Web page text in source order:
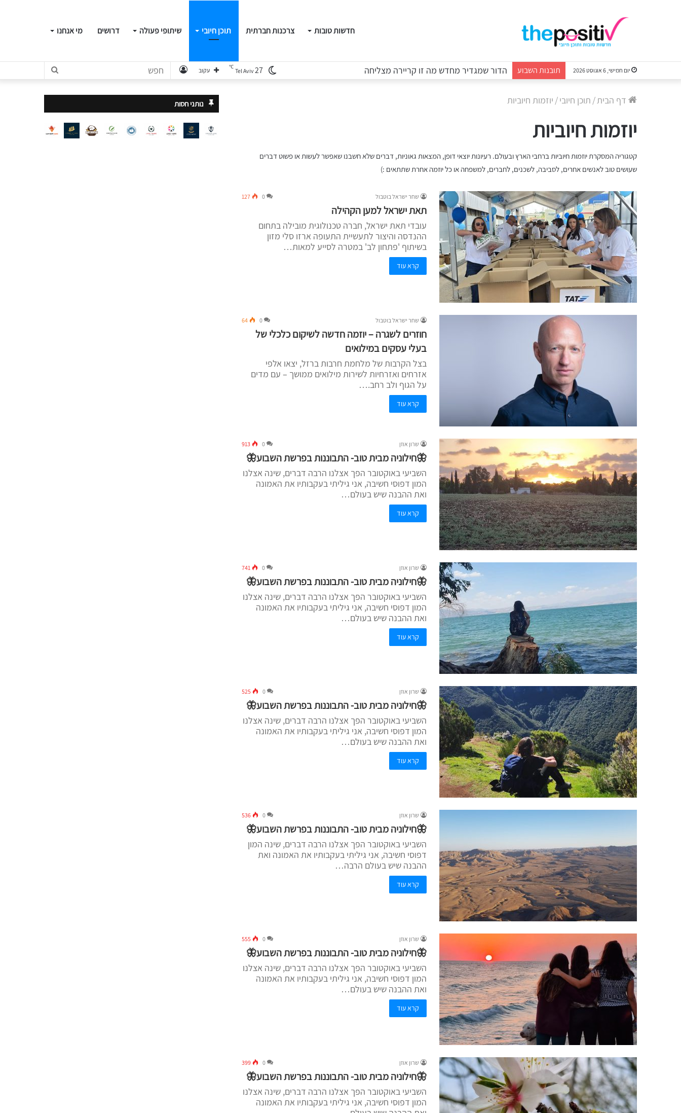
חדשות טובות צרכנות חברתית תוכן חיובי שיתופי פעולה דרושים מי אנחנו
יום חמישי, 6 אוגוסט 2026 תובנות השבוע WORLD STORY – התערוכה שהצליחה להפתיע אפילו אותנו חפש התחבר עקוב Tel Aviv27
℃
דף הבית/ תוכן חיובי/ יוזמות חיוביות
יוזמות חיוביות
קטגוריה המסקרת יוזמות חיוביות ברחבי הארץ ובעולם. רעיונות יוצאי דופן, המצאות גאוניות, דברים שלא חשבנו שאפשר לעשות או פשוט דברים
שעושים טוב לאנשים אחרים, לסביבה, לשכנים, לחברים, למשפחה או כל יוזמה אחרת שתתאים :)
שחר ישראל בוטבול 0
127
תאת ישראל למען הקהילה
עובדי תאת ישראל, חברה טכנולוגית מובילה בתחום
ההנדסה והיצור לתעשיית התעופה ארזו סלי מזון
בשיתוף 'פתחון לב' במטרה לסייע למאות…
קרא עוד
שחר ישראל בוטבול 0
64
חוזרים לשגרה – יוזמה חדשה לשיקום כלכלי של
בעלי עסקים במילואים
בצל הקרבות של מלחמת חרבות ברזל, יצאו אלפי
אזרחים ואזרחיות לשירות מילואים ממושך – עם מדים
על הגוף ולב רחב.…
קרא עוד
שרון אוזן 0
913
🦋חילוניה מבית טוב- התבוננות בפרשת השבוע🦋
השביעי באוקטובר הפך אצלנו הרבה דברים, שינה אצלנו
המון דפוסי חשיבה, אני גיליתי בעקבותיו את האמונה
ואת ההבנה שיש בעולם…
קרא עוד
שרון אוזן 0
741
🦋חילוניה מבית טוב- התבוננות בפרשת השבוע🦋
השביעי באוקטובר הפך אצלנו הרבה דברים, שינה אצלנו
המון דפוסי חשיבה, אני גיליתי בעקבותיו את האמונה
ואת ההבנה שיש בעולם…
קרא עוד
שרון אוזן 0
525
🦋חילוניה מבית טוב- התבוננות בפרשת השבוע🦋
השביעי באוקטובר הפך אצלנו הרבה דברים, שינה אצלנו
המון דפוסי חשיבה, אני גיליתי בעקבותיו את האמונה
ואת ההבנה שיש בעולם…
קרא עוד
שרון אוזן 0
536
🦋חילוניה מבית טוב- התבוננות בפרשת השבוע🦋
השביעי באוקטובר הפך אצלנו הרבה דברים, שינה המון
דפוסי חשיבה, אני גיליתי בעקבותיו את האמונה ואת
ההבנה שיש בעולם הרבה…
קרא עוד
שרון אוזן 0
555
🦋חילוניה מבית טוב- התבוננות בפרשת השבוע🦋
השביעי באוקטובר הפך אצלנו הרבה דברים, שינה אצלנו
המון דפוסי חשיבה, אני גיליתי בעקבותיו את האמונה
ואת ההבנה שיש בעולם…
קרא עוד
שרון אוזן 0
399
🦋חילוניה מבית טוב- התבוננות בפרשת השבוע🦋
השביעי באוקטובר הפך אצלנו הרבה דברים, שינה אצלנו
המון דפוסי חשיבה, אני גיליתי בעקבותיו את האמונה
נותני חסות